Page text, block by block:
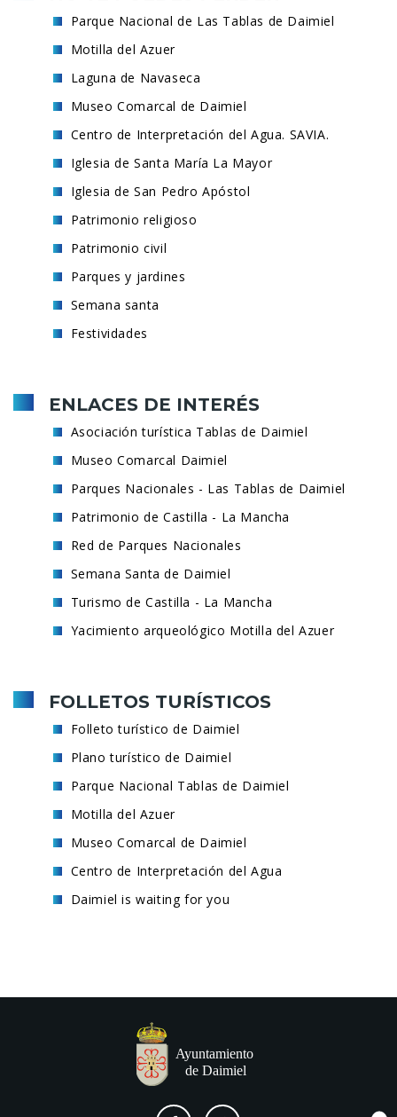
Parque Nacional de Las Tablas de Daimiel
Motilla del Azuer
Laguna de Navaseca
Museo Comarcal de Daimiel
Centro de Interpretación del Agua. SAVIA.
Iglesia de Santa María La Mayor
Iglesia de San Pedro Apóstol
Patrimonio religioso
Patrimonio civil
Parques y jardines
Semana santa
Festividades
ENLACES DE INTERÉS
Asociación turística Tablas de Daimiel
Museo Comarcal Daimiel
Parques Nacionales - Las Tablas de Daimiel
Patrimonio de Castilla - La Mancha
Red de Parques Nacionales
Semana Santa de Daimiel
Turismo de Castilla - La Mancha
Yacimiento arqueológico Motilla del Azuer
FOLLETOS TURÍSTICOS
Folleto turístico de Daimiel
Plano turístico de Daimiel
Parque Nacional Tablas de Daimiel
Motilla del Azuer
Museo Comarcal de Daimiel
Centro de Interpretación del Agua
Daimiel is waiting for you